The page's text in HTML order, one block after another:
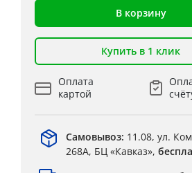
В корзину
Купить в 1 клик
Оплата
картой
Самовывоз: 11.08, ул.
268А, БЦ «Кавказ»,